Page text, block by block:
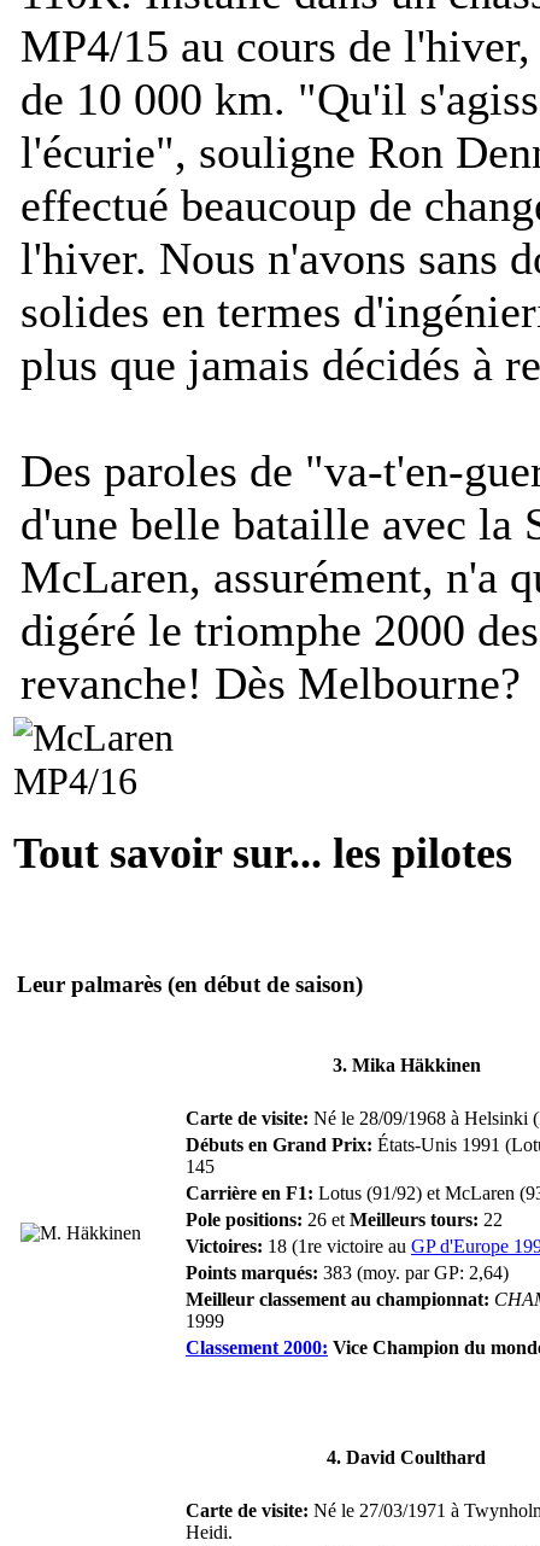
MP4/15 au cours de
de 10 000 km. "Qu'il
l'écurie", souligne Ron
effectué beaucoup de
l'hiver. Nous n'avons sans
solides en termes
plus que jamais décidés à
Des paroles de "va-t'en-
d'une belle bataille avec la
McLaren, assurément, n'a
digéré le triomphe 2000
revanche! Dès Melbourne?
Tout savoir sur... les pilotes
Leur palmarès (en début de saison)
3. Mika Häkkinen
Carte de visite: Né le 28/09/1968 à Helsinki
Débuts en Grand Prix: États-Unis 1991
145
Carrière en F1: Lotus (91/92) et McLaren
Pole positions: 26 et Meilleurs tours: 22
Victoires: 18 (1re victoire au GP d'Europe
Points marqués: 383 (moy. par GP: 2,64)
Meilleur classement au championnat:
1999
Classement 2000: Vice Champion du
4. David Coulthard
Carte de visite: Né le 27/03/1971 à
Heidi.